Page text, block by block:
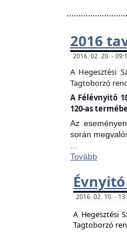
2016
2016. 02. 20. -
A Hegesztési
Tagtoborzó
A Félévnyitó
120-as
Az
során
Tovább
2016. 02. 10. -
A Hegesztési
Tagtoborzó